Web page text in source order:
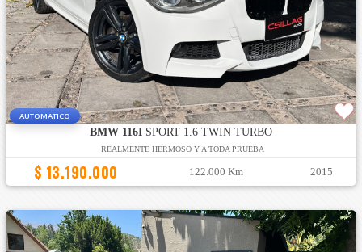
AUTOMATICO
BMW 116ISPORT 1.6 TWIN TURBO
REALMENTE HERMOSO Y A TODA PRUEBA
$ 13.190.000 122.000 Km 2015